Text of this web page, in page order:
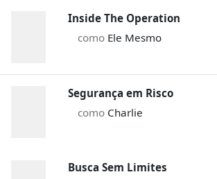
Inside The Operation
como Ele Mesmo
Segurança em Risco
como Charlie
Busca Sem Limites